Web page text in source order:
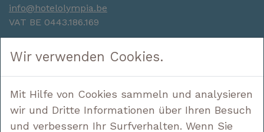
info@hotelolympia.be
VAT BE 0443.186.169
Genießen
Entdecken
Angebote
Wir verwenden Cookies.
Mit Hilfe von Cookies sammeln und analysieren
wir und Dritte Informationen über Ihren Besuch
und verbessern Ihr Surfverhalten. Wenn Sie